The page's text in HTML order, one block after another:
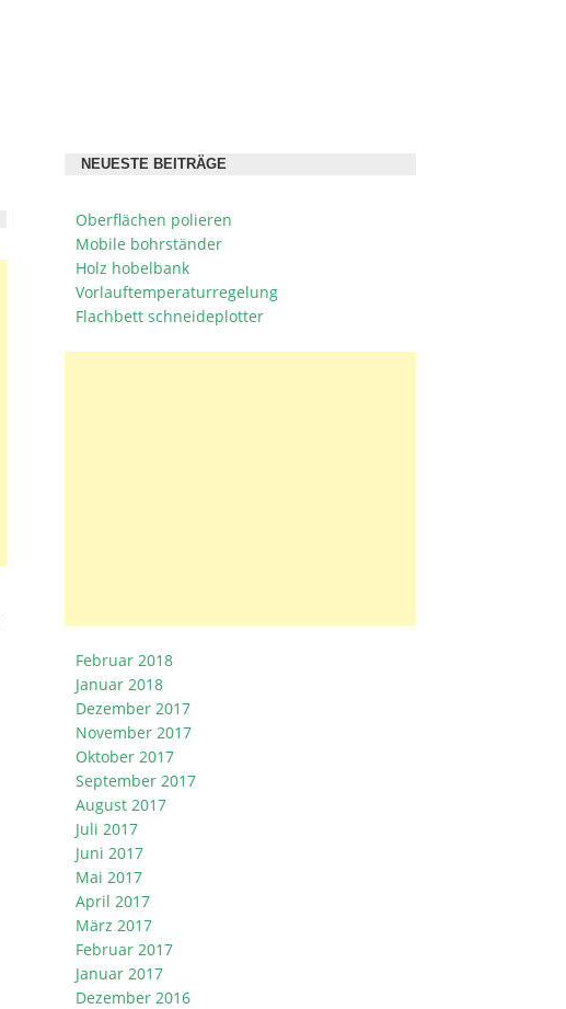
NEUESTE BEITRÄGE
Oberflächen polieren
Mobile bohrständer
Holz hobelbank
Vorlauftemperaturregelung
Flachbett schneideplotter
Februar 2018
Januar 2018
Dezember 2017
November 2017
Oktober 2017
September 2017
August 2017
Juli 2017
Juni 2017
Mai 2017
April 2017
März 2017
Februar 2017
Januar 2017
Dezember 2016